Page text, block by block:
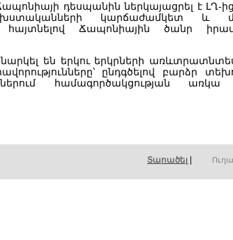
դեսպանին ներկայացրել է ԼՂ-
կարճաժամկետ և
հայտնելով Ճապոնիային ծանր
են երկու երկրների
ընդգծելով բարձր
համագործակցության
Տարածել